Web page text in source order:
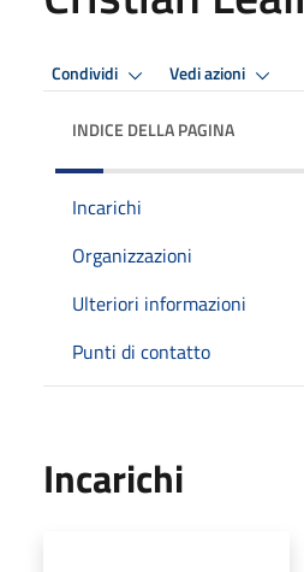
Condividi Vedi azioni
INDICE DELLA PAGINA
Incarichi
Organizzazioni
Ulteriori informazioni
Punti di contatto
Incarichi